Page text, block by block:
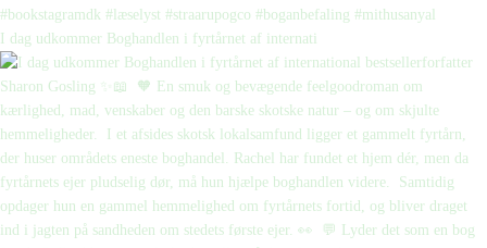
I dag udkommer Boghandlen i fyrtårnet af internati